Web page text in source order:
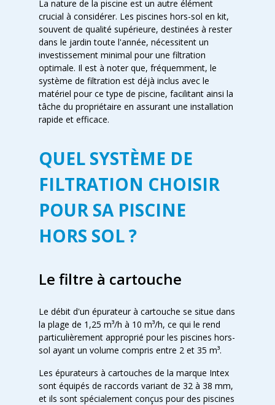
La nature de la piscine est un autre élément
crucial à considérer. Les piscines hors-sol en kit,
souvent de qualité supérieure, destinées à rester
dans le jardin toute l'année, nécessitent un
investissement minimal pour une filtration
optimale. Il est à noter que, fréquemment, le
système de filtration est déjà inclus avec le
matériel pour ce type de piscine, facilitant ainsi la
tâche du propriétaire en assurant une installation
rapide et efficace.
QUEL SYSTÈME DE
FILTRATION CHOISIR
POUR SA PISCINE
HORS SOL ?
Le filtre à cartouche
Le débit d'un épurateur à cartouche se situe dans
la plage de 1,25 m³/h à 10 m³/h, ce qui le rend
particulièrement approprié pour les piscines hors-
sol ayant un volume compris entre 2 et 35 m³.
Les épurateurs à cartouches de la marque Intex
sont équipés de raccords variant de 32 à 38 mm,
et ils sont spécialement conçus pour des piscines